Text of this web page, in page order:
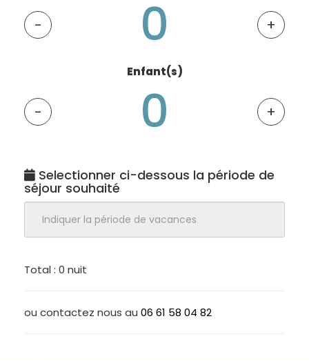
- +
Enfant(s)
- +
Selectionner ci-dessous la période de
séjour souhaité
Total : 0 nuit
ou contactez nous au 06 61 58 04 82